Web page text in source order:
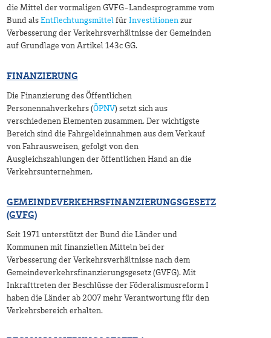
die Mittel der vormaligen GVFG-Landesprogramme vom
Bund als Entflechtungsmittel für Investitionen zur
Verbesserung der Verkehrsverhältnisse der Gemeinden
auf Grundlage von Artikel 143c GG.
FINANZIERUNG
Die Finanzierung des Öffentlichen
Personennahverkehrs (ÖPNV) setzt sich aus
verschiedenen Elementen zusammen. Der wichtigste
Bereich sind die Fahrgeldeinnahmen aus dem Verkauf
von Fahrausweisen, gefolgt von den
Ausgleichszahlungen der öffentlichen Hand an die
Verkehrsunternehmen.
GEMEINDEVERKEHRSFINANZIERUNGSGESETZ
(GVFG)
Seit 1971 unterstützt der Bund die Länder und
Kommunen mit finanziellen Mitteln bei der
Verbesserung der Verkehrsverhältnisse nach dem
Gemeindeverkehrsfinanzierungsgesetz (GVFG). Mit
Inkrafttreten der Beschlüsse der Föderalismusreform I
haben die Länder ab 2007 mehr Verantwortung für den
Verkehrsbereich erhalten.